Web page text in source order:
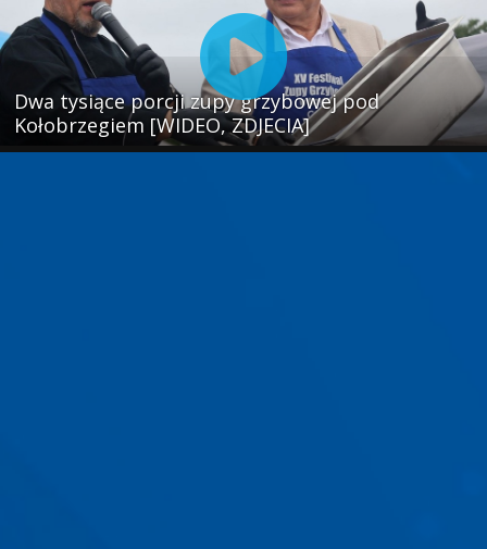
Dwa tysiące porcji zupy grzybowej pod
Kołobrzegiem [WIDEO, ZDJECIA]